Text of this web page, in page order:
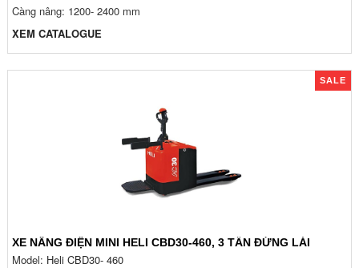
Càng nâng: 1200- 2400 mm
XEM CATALOGUE
SALE
XE NÂNG ĐIỆN MINI HELI CBD30-460, 3 TẤN ĐỨNG LÁI
Model: Heli CBD30- 460